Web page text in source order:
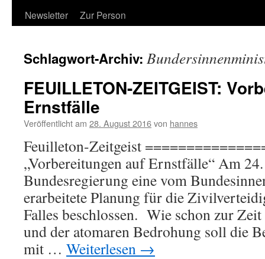
Newsletter
Zur Person
Schlagwort-Archiv:
FEUILLETON-ZEITGEIST:
Ernstfälle
Veröffentlicht am 28. August 2016von hannes
Feuilleton-Zeitgeist
„Vorbereitungen auf Ernstfälle“ Am
Bundesregierung eine vom
erarbeitete Planung für die
Falles beschlossen. Wie schon zur
und der atomaren Bedrohung soll die
mit … Weiterlesen →